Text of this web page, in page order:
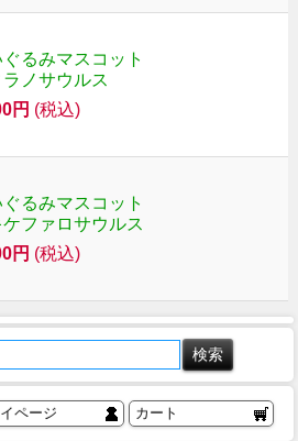
るみマスコット
ラノサウルス
円 (税込)
るみマスコット
ファロサウルス
円 (税込)
ページ カート